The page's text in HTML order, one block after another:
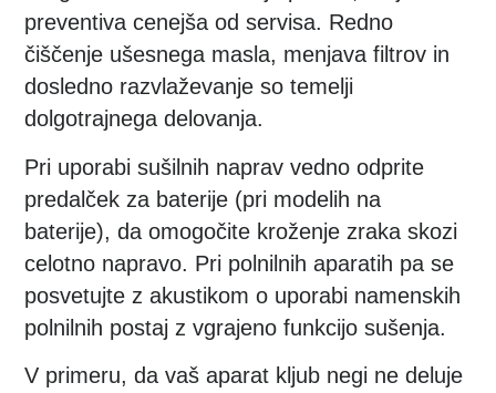
preventiva cenejša od servisa. Redno
čiščenje ušesnega masla, menjava filtrov in
dosledno razvlaževanje so temelji
dolgotrajnega delovanja.
Pri uporabi sušilnih naprav vedno odprite
predalček za baterije (pri modelih na
baterije), da omogočite kroženje zraka skozi
celotno napravo. Pri polnilnih aparatih pa se
posvetujte z akustikom o uporabi namenskih
polnilnih postaj z vgrajeno funkcijo sušenja.
V primeru, da vaš aparat kljub negi ne deluje